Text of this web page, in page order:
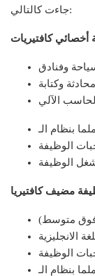
جاءت كالتالي: